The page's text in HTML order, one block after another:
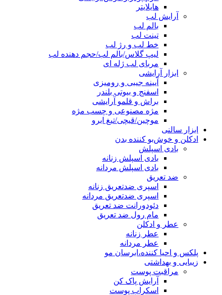
هایلایتر
آرایش لب
بالم لب
تینت لب
خط لب و رژ لب
لیپ گلاس/بالم لب/حجم دهنده لب
مربای لب ژله ای
ابزار آرایشی
آیینه جیبی و رومیزی
اسفنج و بیوتی بلندر
براش و قلمو آرایشی
مژه مصنوعی و چسب مژه
موچین/قیچی/تیغ ابرو
ابزار سالنی
ادکلن و خوش‌بو کننده بدن
بادی اسپلش
بادی اسپلش زنانه
بادی اسپلش مردانه
ضد تعریق
اسپری ضدتعریق زنانه
اسپری ضدتعریق مردانه
دئودورانت ضد تعریق
مام رول ضد تعریق
عطر و ادکلن
عطر زنانه
عطر مردانه
پلکس و احیا کننده،ابرسان مو
زیبایی و بهداشتی
مراقبت پوست
آرایش پاک کن
اسکراب پوست